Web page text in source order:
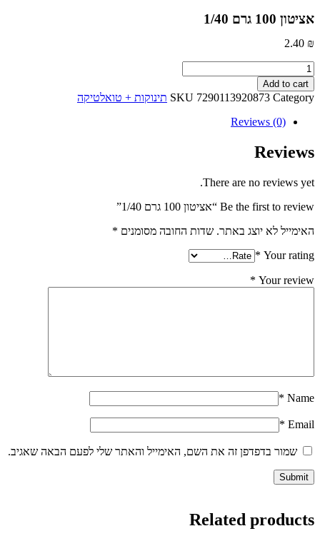
אציטון 100 גרם 1/40
2.40 ₪
אציטון
100
גרם
1/40
quantity
Add to cart
SKU 7290113920873 Category
תינוקות + טואלטיקה
Reviews (0)
Reviews
There are no reviews yet.
Be the first to review “אציטון 100 גרם 1/40”
האימייל לא יוצג באתר. שדות החובה מסומנים *
Your rating
*
Your review
*
Name
*
Email
*
שמור בדפדפן זה את השם, האימייל והאתר שלי לפעם הבאה שאגיב.
Related products